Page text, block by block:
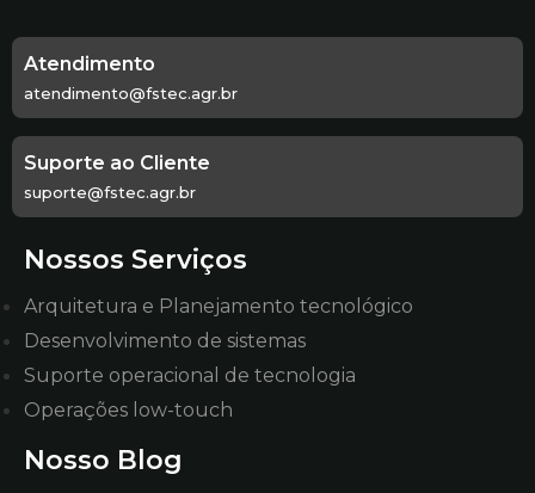
Nossos Serviços
Arquitetura e Planejamento tecnológico
Desenvolvimento de sistemas
Suporte operacional de tecnologia
Operações low-touch
Nosso Blog
Atendimento
atendimento@fstec.agr.br
Suporte ao Cliente
suporte@fstec.agr.br